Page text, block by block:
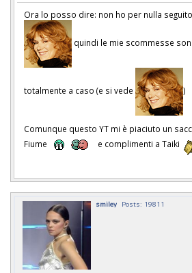
Ora lo posso dire: non ho per nulla
quindi le mie scommesse
totalmente a caso (e si vede )
Comunque questo YT mi è piaciuto un
Fiume
e complimenti a Taiki
smiley Posts: 19811